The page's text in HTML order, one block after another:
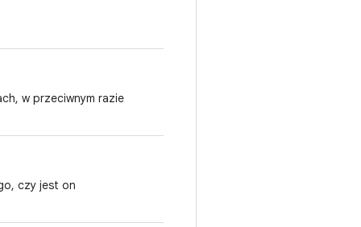
w przeciwnym razie
czy jest on